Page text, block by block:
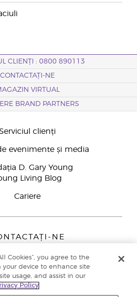
CLIENȚI : 0800 890113
CONTACTAȚI-NE
VIRTUAL
BRAND PARTNERS
clienți
evenimente și media
D. Gary Young
Living Blog
Cariere
NE
Peizerweg 97
AJ Groningen
Netherlands
Cookies”, you agree to the
your device to enhance site
usage, and assist in our
Policy